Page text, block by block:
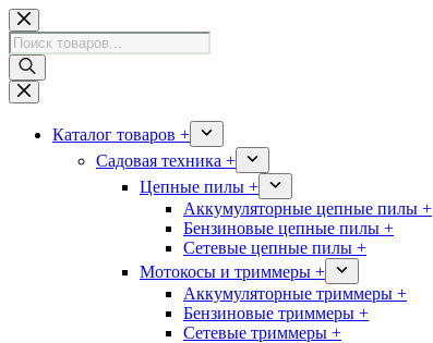
Перейти
к
сути
Поиск
товаров
Каталог товаров +
Садовая техника +
Цепные пилы +
Аккумуляторные цепные пилы +
Бензиновые цепные пилы +
Сетевые цепные пилы +
Мотокосы и триммеры +
Аккумуляторные триммеры +
Бензиновые триммеры +
Сетевые триммеры +